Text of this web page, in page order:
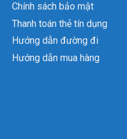
Chính sách bảo mật
Thanh toán thẻ tín dụng
Hướng dẫn đường đi
Hướng dẫn mua hàng